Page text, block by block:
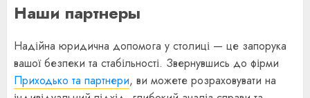
Наши партнеры
Надійна юридична допомога у столиці — це запорука
вашої безпеки та стабільності. Звернувшись до фірми
Приходько та партнери, ви можете розраховувати на